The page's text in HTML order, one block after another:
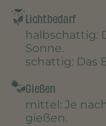
Lichtbedarf
halbschattig:
Sonne.
schattig: Das
Gießen
mittel : Je
gießen.